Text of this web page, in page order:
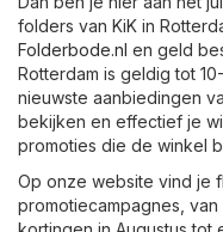
folders van KiK in
Folderbode.nl en geld
Rotterdam is geldig tot
nieuwste aanbiedingen
bekijken en effectief je
promoties die de winkel
Op onze website vind je
promotiecampagnes,